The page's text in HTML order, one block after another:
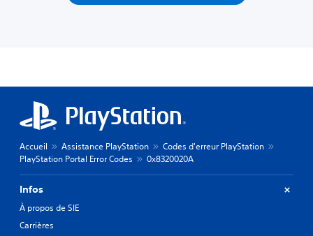
Accueil Assistance PlayStation
Codes d'erreur PlayStation
PlayStation Portal Error Codes
0x8320020A
Infos
À propos de SIE
Carrières